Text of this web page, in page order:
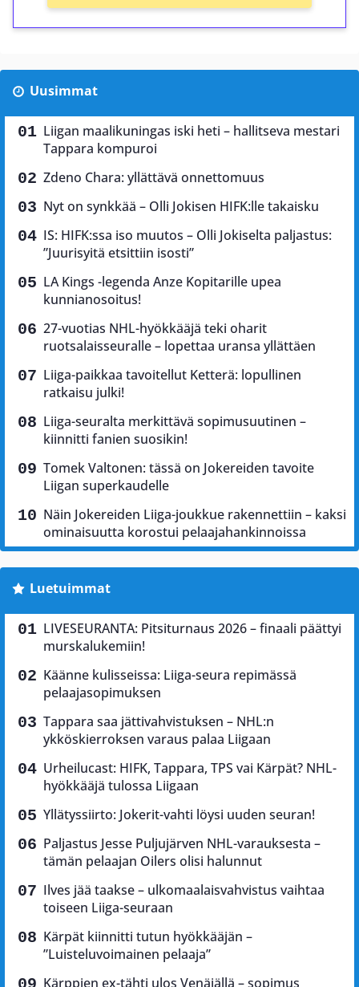
Uusimmat
Liigan maalikuningas iski heti – hallitseva mestari
Tappara kompuroi
Zdeno Chara: yllättävä onnettomuus
Nyt on synkkää – Olli Jokisen HIFK:lle takaisku
IS: HIFK:ssa iso muutos – Olli Jokiselta paljastus:
”Juurisyitä etsittiin isosti”
LA Kings -legenda Anze Kopitarille upea
kunnianosoitus!
27-vuotias NHL-hyökkääjä teki oharit
ruotsalaisseuralle – lopettaa uransa yllättäen
Liiga-paikkaa tavoitellut Ketterä: lopullinen
ratkaisu julki!
Liiga-seuralta merkittävä sopimusuutinen –
kiinnitti fanien suosikin!
Tomek Valtonen: tässä on Jokereiden tavoite
Liigan superkaudelle
Näin Jokereiden Liiga-joukkue rakennettiin – kaksi
ominaisuutta korostui pelaajahankinnoissa
Luetuimmat
LIVESEURANTA: Pitsiturnaus 2026 – finaali päättyi
murskalukemiin!
Käänne kulisseissa: Liiga-seura repimässä
pelaajasopimuksen
Tappara saa jättivahvistuksen – NHL:n
ykköskierroksen varaus palaa Liigaan
Urheilucast: HIFK, Tappara, TPS vai Kärpät? NHL-
hyökkääjä tulossa Liigaan
Yllätyssiirto: Jokerit-vahti löysi uuden seuran!
Paljastus Jesse Puljujärven NHL-varauksesta –
tämän pelaajan Oilers olisi halunnut
Ilves jää taakse – ulkomaalaisvahvistus vaihtaa
toiseen Liiga-seuraan
Kärpät kiinnitti tutun hyökkääjän –
”Luisteluvoimainen pelaaja”
Kärppien ex-tähti ulos Venäjällä – sopimus